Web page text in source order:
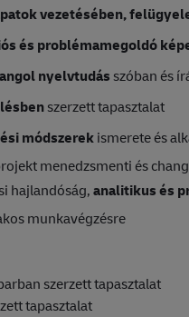
vezetésében,
és problémamegoldó
nyelvtudásszóban és
szerzett tapasztalat
módszerekismerete és
menedzsmenti és
hajlandóság,analitikus és
munkavégzésre
szerzett tapasztalat
tapasztalat